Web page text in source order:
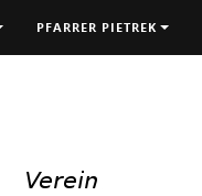
PFARRER PIETREK